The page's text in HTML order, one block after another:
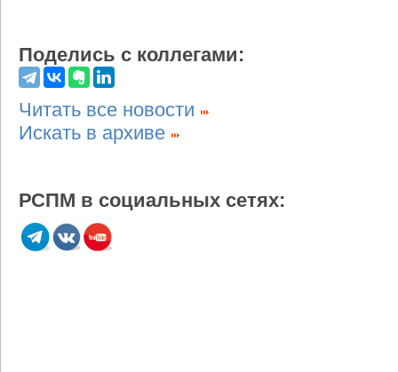
Поделись с коллегами:
Читать все новости
Искать в архиве
РСПМ в социальных сетях: